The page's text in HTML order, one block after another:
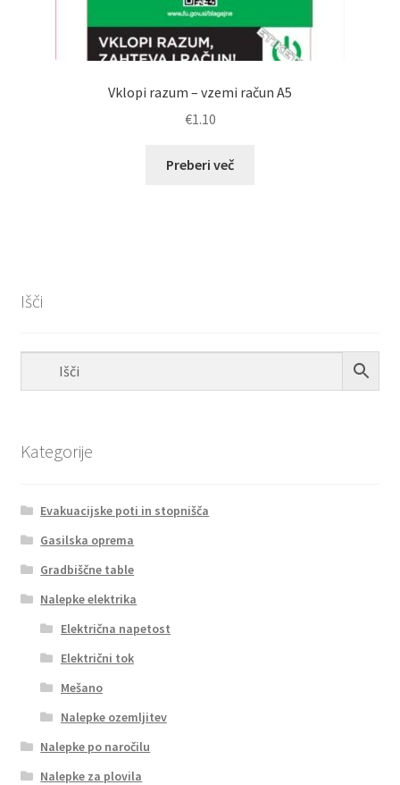
Vklopi razum – vzemi račun A5
€1.10
Preberi več
Išči
Kategorije
Evakuacijske poti in stopnišča
Gasilska oprema
Gradbiščne table
Nalepke elektrika
Električna napetost
Električni tok
Mešano
Nalepke ozemljitev
Nalepke po naročilu
Nalepke za plovila